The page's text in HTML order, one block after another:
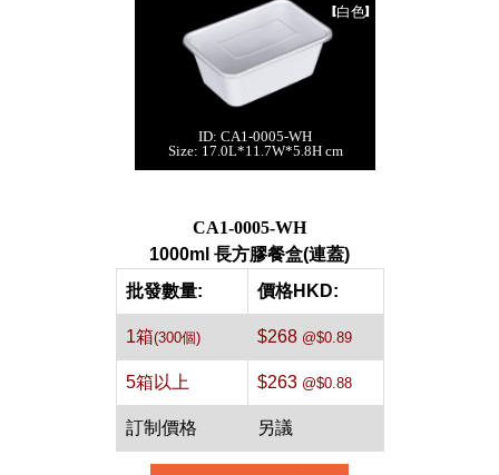
[白色]
ID: CA1-0005-WH
Size: 17.0L*11.7W*5.8H cm
1000ml 長方膠餐
盒(連蓋)[白色,300
CA1-0005-WH
1000ml 長方膠餐盒(連蓋)
批發數量:
價格HKD:
1箱(300個) $268@$0.89
5箱以上 $263@$0.88
訂制價格 另議